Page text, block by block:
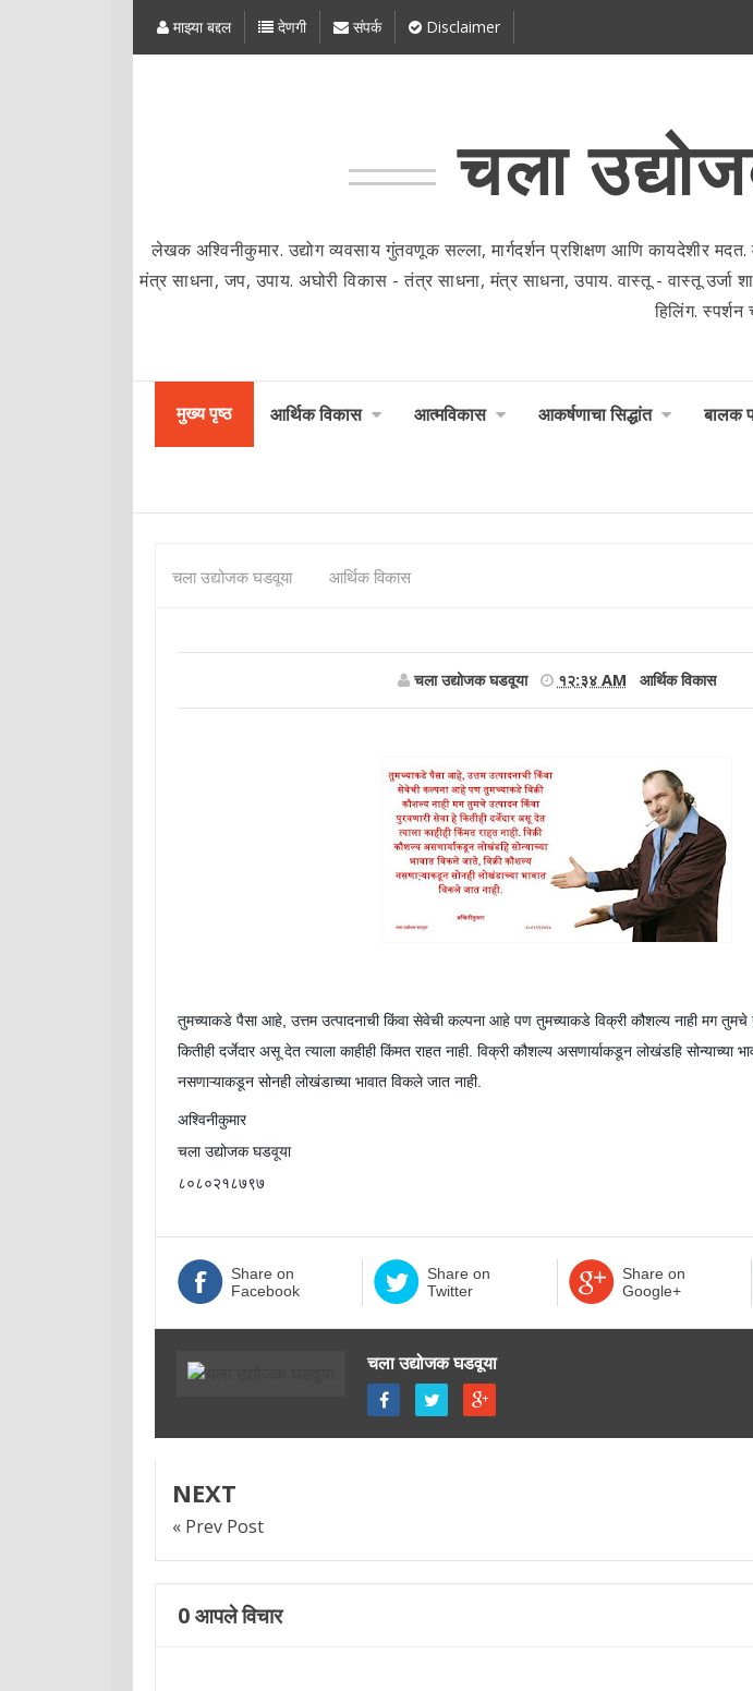
माझ्या बद्दल देणगी संपर्क Disclaimer
चला
लेखक अश्विनीकुमार. उद्योग व्यवसाय गुंतवणूक सल्ला, मार्गदर्शन प्रशिक्षण आणि कायदेशीर
मंत्र साधना, जप, उपाय. अघोरी विकास - तंत्र साधना, मंत्र साधना, उपाय. वास्तू - वास्तू उर्जा
हिलिंग. स्पर्शन
मुख्य पृष्ठ आर्थिक विकास आत्मविकास आकर्षणाचा सिद्धांत बालक
चला उद्योजक घडवूया आर्थिक विकास
चला उद्योजक घडवूया १२:३४ AM आर्थिक विकास
तुमच्याकडे पैसा आहे, उत्तम उत्पादनाची किंवा सेवेची कल्पना आहे पण तुमच्याकडे विक्री कौशल्य नाही मग तुमचे
कितीही दर्जेदार असू देत त्याला काहीही किंमत राहत नाही. विक्री कौशल्य असणार्याकडून लोखंडहि सोन्याच्या
नसणाऱ्याकडून सोनही लोखंडाच्या भावात विकले जात नाही.
अश्विनीकुमार
चला उद्योजक घडवूया
८०८०२१८७९७
Share on
Facebook
Share on
Twitter
Share on
Google+
चला उद्योजक घडवूया
NEXT
« Prev Post
0आपले विचार